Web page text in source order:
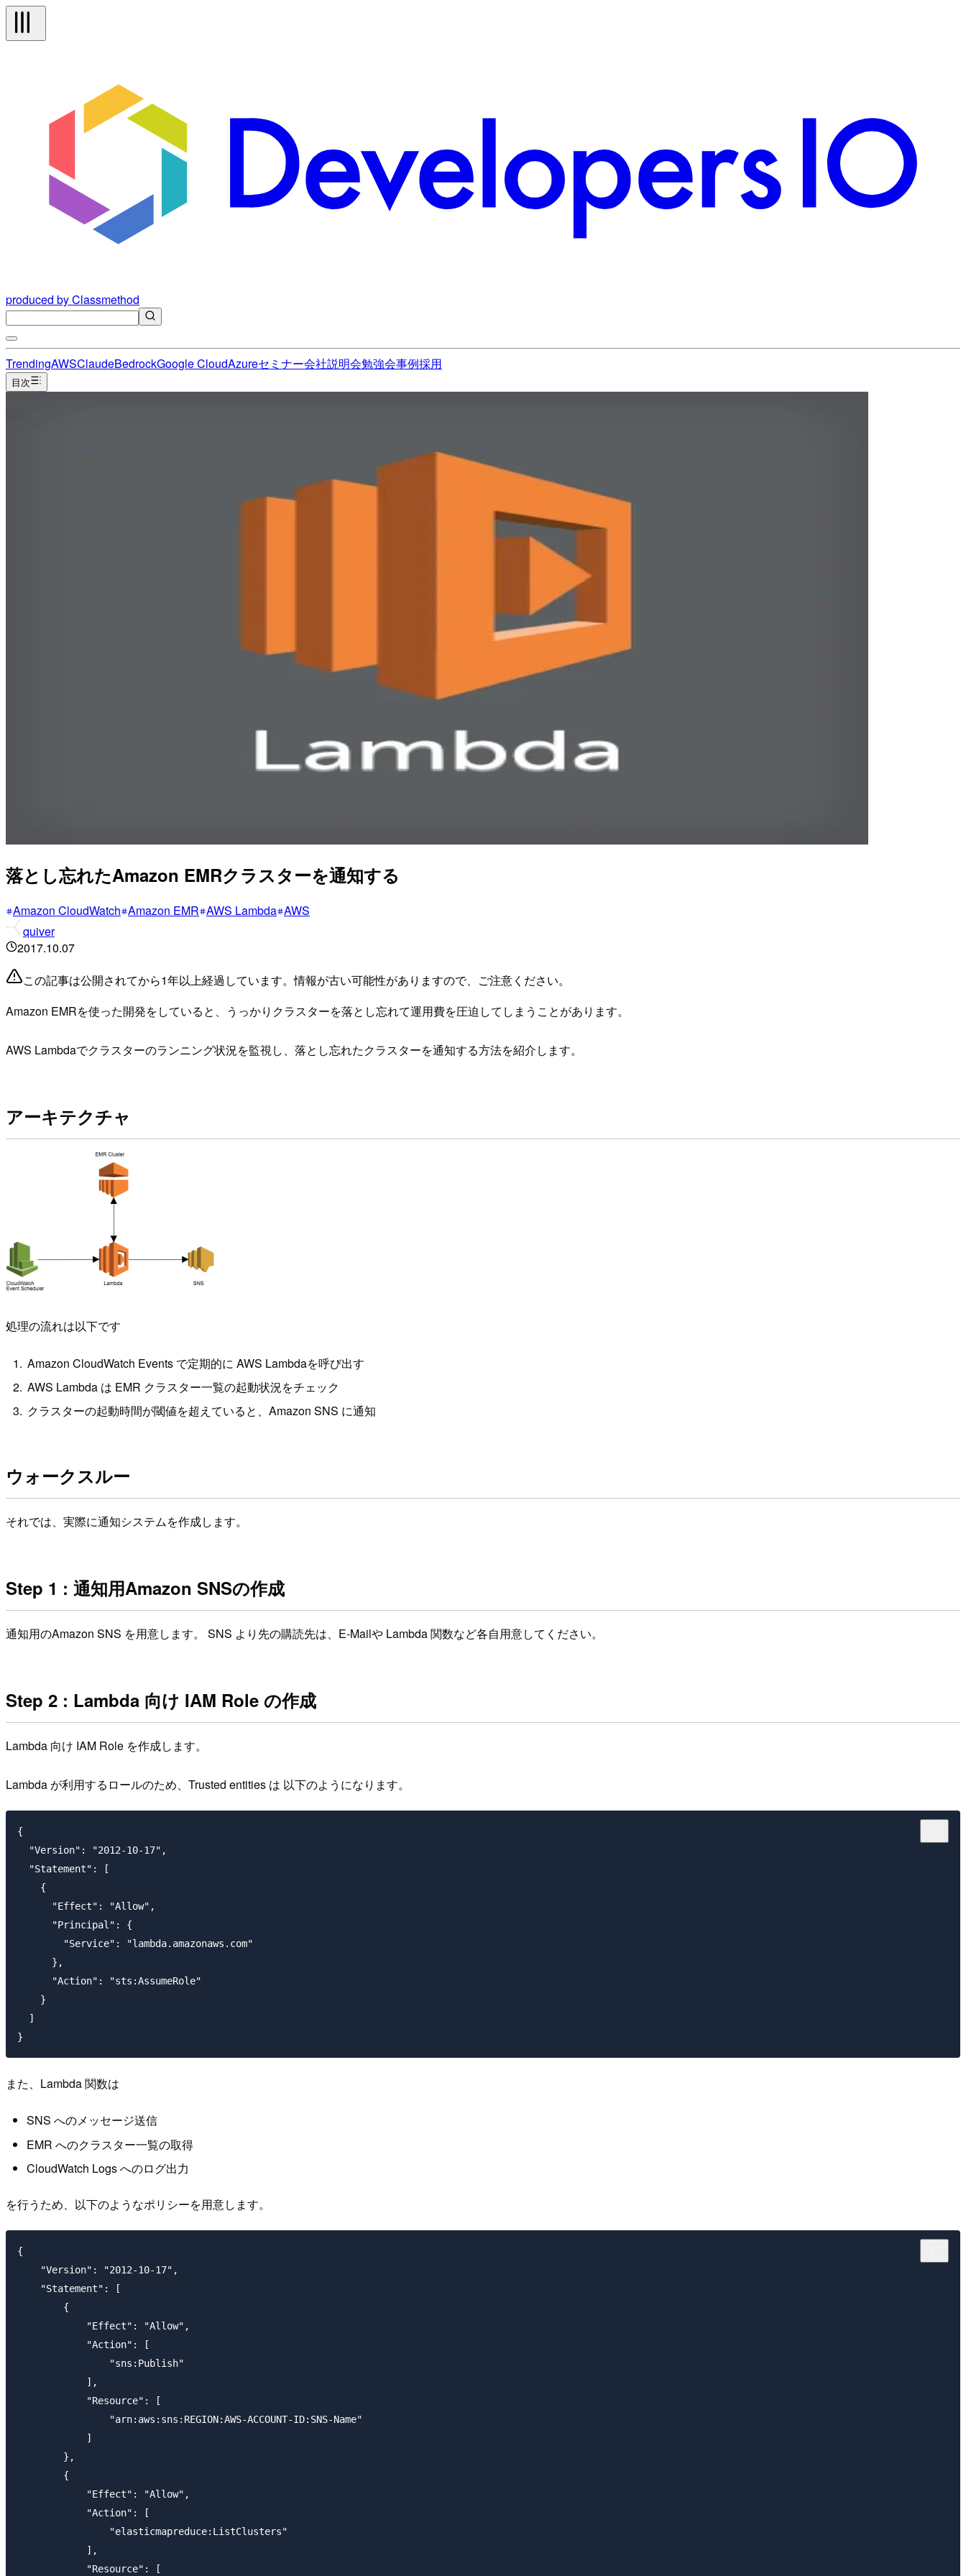
produced by Classmethod
TrendingAWSClaudeBedrockGoogle CloudAzureセミナー会社説明会勉強会事例採用
目次
落とし忘れたAmazon EMRクラスターを通知する
Amazon CloudWatch Amazon EMR AWS Lambda AWS
quiver
2017.10.07
この記事は公開されてから1年以上経過しています。情報が古い可能性がありますので、ご注意ください。
Amazon EMRを使った開発をしていると、うっかりクラスターを落とし忘れて運用費を圧迫してしまうことがあります。
AWS Lambdaでクラスターのランニング状況を監視し、落とし忘れたクラスターを通知する方法を紹介します。
アーキテクチャ
処理の流れは以下です
Amazon CloudWatch Events で定期的に AWS Lambdaを呼び出す
AWS Lambda は EMR クラスター一覧の起動状況をチェック
クラスターの起動時間が閾値を超えていると、Amazon SNS に通知
ウォークスルー
それでは、実際に通知システムを作成します。
Step 1 : 通知用Amazon SNSの作成
通知用のAmazon SNS を用意します。 SNS より先の購読先は、E-Mailや Lambda 関数など各自用意してください。
Step 2 : Lambda 向け IAM Role の作成
Lambda 向け IAM Role を作成します。
Lambda が利用するロールのため、Trusted entities は 以下のようになります。
{
  "Version": "2012-10-17",
  "Statement": [
    {
      "Effect": "Allow",
      "Principal": {
        "Service": "lambda.amazonaws.com"
      },
      "Action": "sts:AssumeRole"
    }
  ]
また、Lambda 関数は
SNS へのメッセージ送信
EMR へのクラスター一覧の取得
CloudWatch Logs へのログ出力
を行うため、以下のようなポリシーを用意します。
{
    "Version": "2012-10-17",
    "Statement": [
        {
            "Effect": "Allow",
            "Action": [
                "sns:Publish"
            ],
            "Resource": [
                "arn:aws:sns:REGION:AWS-ACCOUNT-ID:SNS-Name"
            ]
        },
        {
            "Effect": "Allow",
            "Action": [
                "elasticmapreduce:ListClusters"
            ],
            "Resource": [